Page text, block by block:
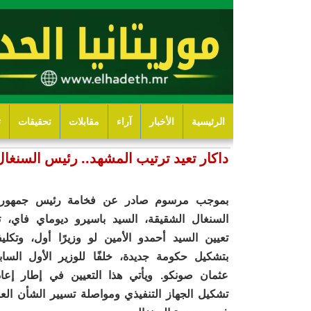
الرئيسية الأخبار آراء مقابلات تحقيقات
داكار تعيد ترتيب المشهد.. رئيس
بموجب مرسوم صادر عن فخامة رئيس
السنغال الشقيقة، السيد باسيرو ديوماي فاي،
تعيين السيد أحمدو الأمين لو وزيرًا أول،
بتشكيل حكومة جديدة، خلفًا للوزير الأول
عثمان صونكو. ويأتي هذا التعيين في إطار
تشكيل الجهاز التنفيذي ومواصلة تسيير الشأن